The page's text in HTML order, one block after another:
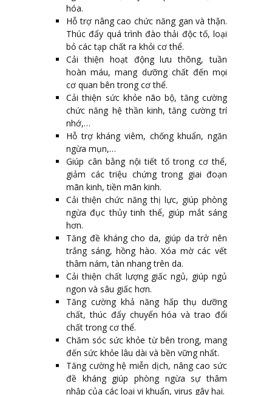
hóa.
Hỗ trợ nâng cao chức năng gan và thận.
Thúc đẩy quá trình đào thải độc tố, loại
bỏ các tạp chất ra khỏi cơ thể.
Cải thiện hoạt động lưu thông, tuần
hoàn máu, mang dưỡng chất đến mọi
cơ quan bên trong cơ thể.
Cải thiện sức khỏe não bộ, tăng cường
chức năng hệ thần kinh, tăng cường trí
nhớ,…
Hỗ trợ kháng viêm, chống khuẩn, ngăn
ngừa mụn,…
Giúp cân bằng nội tiết tố trong cơ thể,
giảm các triệu chứng trong giai đoạn
mãn kinh, tiền mãn kinh.
Cải thiện chức năng thị lực, giúp phòng
ngừa đục thủy tinh thể, giúp mắt sáng
hơn.
Tăng đề kháng cho da, giúp da trở nên
trắng sáng, hồng hào. Xóa mờ các vết
thâm nám, tàn nhang trên da.
Cải thiện chất lượng giấc ngủ, giúp ngủ
ngon và sâu giấc hơn.
Tăng cường khả năng hấp thụ dưỡng
chất, thúc đẩy chuyển hóa và trao đổi
chất trong cơ thể.
Chăm sóc sức khỏe từ bên trong, mang
đến sức khỏe lâu dài và bền vững nhất.
Tăng cường hệ miễn dịch, nâng cao sức
đề kháng giúp phòng ngừa sự thâm
nhập của các loại vi khuẩn, virus gây hại.